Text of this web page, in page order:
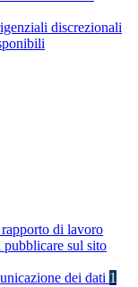
discrezionali
di lavoro
pubblicare sul sito
dei dati 1